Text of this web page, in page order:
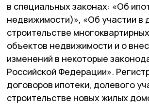
в специальных законах: «Об
недвижимости)», «Об участии в
строительстве
объектов недвижимости и о
изменений в некоторые
Российской Федерации».
договоров ипотеки, долевого
строительстве новых жилых